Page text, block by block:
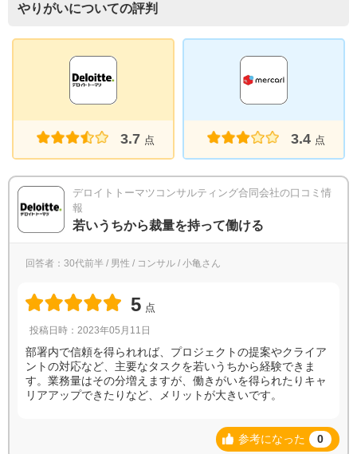
やりがいについての評判
3.7 点 3.4 点
デロイトトーマツコンサルティング合同会社の口コミ情
報
若いうちから裁量を持って働ける
回答者：30代前半 / 男性 / コンサル / 小亀さん
5 点
投稿日時：2023年05月11日
部署内で信頼を得られれば、プロジェクトの提案やクライア
ントの対応など、主要なタスクを若いうちから経験できま
す。業務量はその分増えますが、働きがいを得られたりキャ
リアアップできたりなど、メリットが大きいです。
参考になった 0